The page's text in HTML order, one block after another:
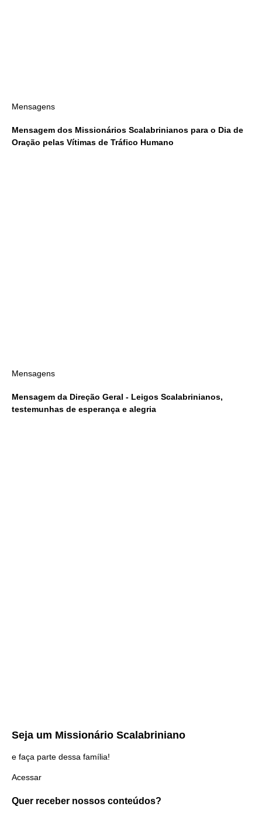
Mensagens
Mensagem dos Missionários Scalabrinianos para o Dia de
Oração pelas Vítimas de Tráfico Humano
Mensagens
Mensagem da Direção Geral - Leigos Scalabrinianos,
testemunhas de esperança e alegria
Seja um Missionário Scalabriniano
e faça parte dessa família!
Acessar
Quer receber nossos conteúdos?